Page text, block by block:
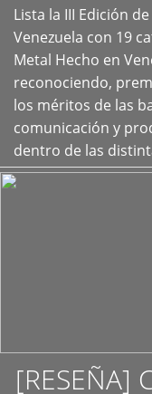
Lista la III Edición
Venezuela con 19
Metal Hecho en
reconociendo,
los méritos de las
comunicación y
dentro de las
[RESEÑA]